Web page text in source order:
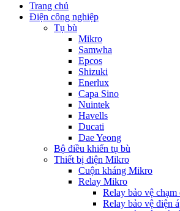
Trang chủ
Điện công nghiệp
Tụ bù
Mikro
Samwha
Epcos
Shizuki
Enerlux
Capa Sino
Nuintek
Havells
Ducati
Dae Yeong
Bộ điều khiển tụ bù
Thiết bị điện Mikro
Cuộn kháng Mikro
Relay Mikro
Relay bảo vệ chạm
Relay bảo vệ điện